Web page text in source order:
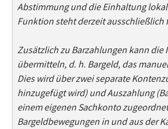
Abstimmung und die Einhaltung
Funktion steht derzeit ausschließlich
Zusätzlich zu Barzahlungen kann
übermitteln, d. h. Bargeld, das
Dies wird über zwei separate
hinzugefügt wird) und Auszahlung
einem eigenen Sachkonto
Bargeldbewegungen in und aus der